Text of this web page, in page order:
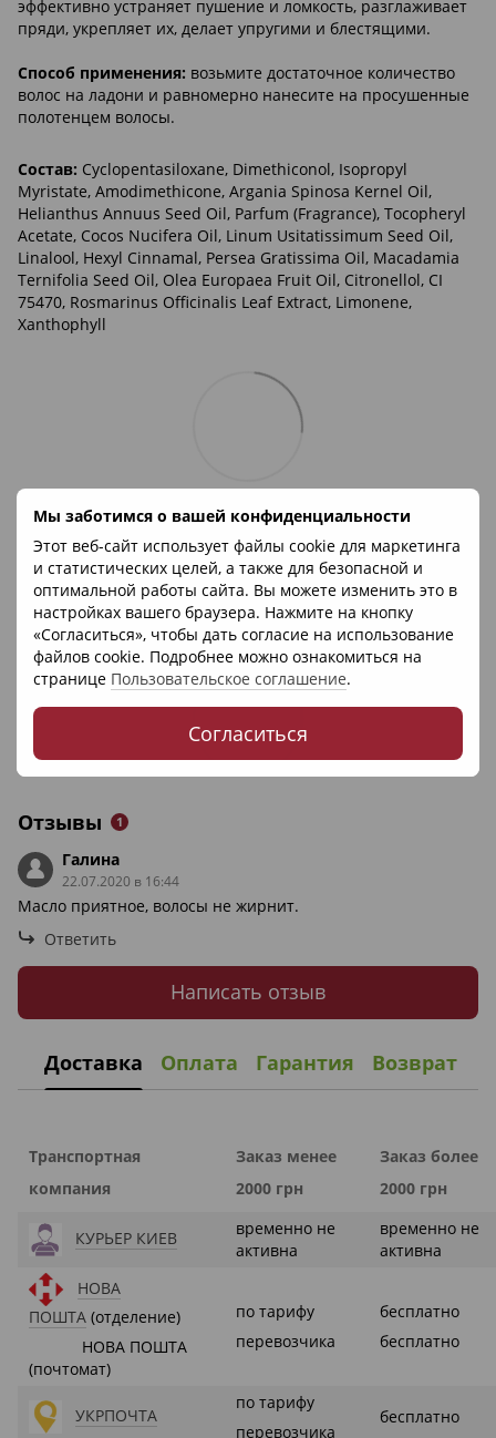
Мы заботимся о вашей конфиденциальности
Этот веб-сайт использует файлы cookie для маркетинга
и статистических целей, а также для безопасной и
оптимальной работы сайта. Вы можете изменить это в
настройках вашего браузера. Нажмите на кнопку
«Согласиться», чтобы дать согласие на использование
файлов cookie. Подробнее можно ознакомиться на
странице Пользовательское соглашение.
Согласиться
эффективно устраняет пушение и ломкость, разглаживает
пряди, укрепляет их, делает упругими и блестящими.
Способ применения: возьмите достаточное количество
волос на ладони и равномерно нанесите на просушенные
полотенцем волосы.
Состав: Cyclopentasiloxane, Dimethiconol, Isopropyl
Myristate, Amodimethicone, Argania Spinosa Kernel Oil,
Helianthus Annuus Seed Oil, Parfum (Fragrance), Tocopheryl
Acetate, Cocos Nucifera Oil, Linum Usitatissimum Seed Oil,
Linalool, Hexyl Cinnamal, Persea Gratissima Oil, Macadamia
Ternifolia Seed Oil, Olea Europaea Fruit Oil, Citronellol, CI
75470, Rosmarinus Officinalis Leaf Extract, Limonene,
Xanthophyll
Отзывы 1
Галина
22.07.2020 в 16:44
Масло приятное, волосы не жирнит.
Ответить
Написать отзыв
Доставка Оплата Гарантия Возврат
Транспортная
компания
Заказ менее
2000 грн
Заказ более
2000 грн
КУРЬЕР КИЕВ
временно не
активна
временно не
активна
НОВА
ПОШТА (отделение)
НОВА ПОШТА
(почтомат)
по тарифу
перевозчика
бесплатно
бесплатно
УКРПОЧТА
по тарифу
перевозчика
бесплатно